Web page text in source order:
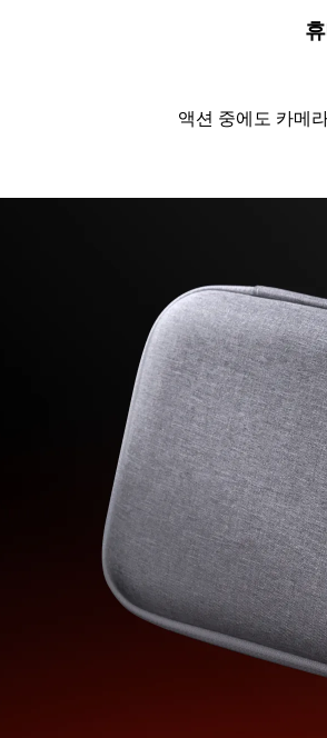
액션 중에도 카메